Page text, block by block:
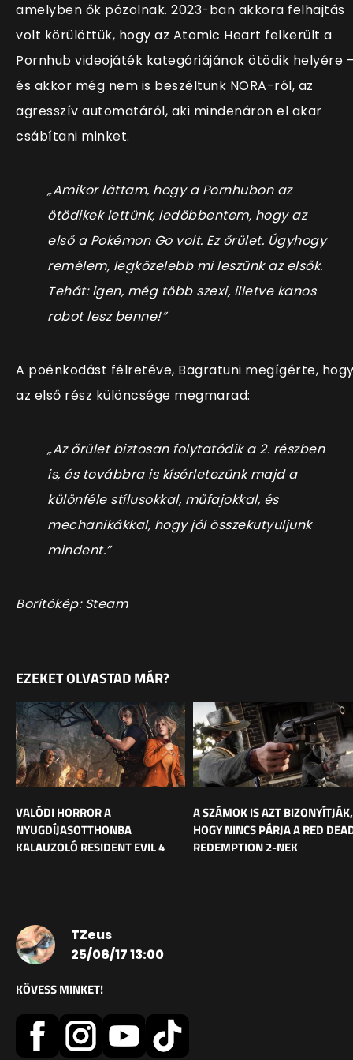
amelyben ők pózolnak. 2023-ban akkora felhajtás
volt körülöttük, hogy az Atomic Heart felkerült a
Pornhub videojáték kategóriájának ötödik helyére
és akkor még nem is beszéltünk NORA-ról, az
agresszív automatáról, aki mindenáron el akar
csábítani minket.
„Amikor láttam, hogy a Pornhubon az
ötödikek lettünk, ledöbbentem, hogy az
első a Pokémon Go volt. Ez őrület. Úgyhogy
remélem, legközelebb mi leszünk az elsők.
Tehát: igen, még több szexi, illetve kanos
robot lesz benne!”
A poénkodást félretéve, Bagratuni megígérte,
az első rész különcsége megmarad:
„Az őrület biztosan folytatódik a 2. részben
is, és továbbra is kísérletezünk majd a
különféle stílusokkal, műfajokkal, és
mechanikákkal, hogy jól összekutyuljunk
mindent.”
Borítókép: Steam
EZEKET OLVASTAD MÁR?
VALÓDI HORROR A
NYUGDÍJASOTTHONBA
KALAUZOLÓ RESIDENT EVIL 4
A SZÁMOK IS AZT BIZONYÍTJÁK,
HOGY NINCS PÁRJA A RED
REDEMPTION 2-NEK
TZeus
25/06/17 13:00
KÖVESS MINKET!